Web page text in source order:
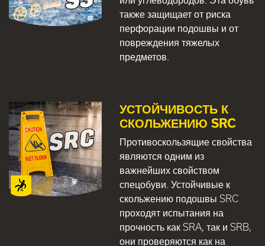
также защищает от риска
перфорации подошвы и от
повреждения тяжелых
предметов.
УСТОЙЧИВОСТЬ К
СКОЛЬЖЕНИЮ SRC
Противоскользящие свойства
являются одним из
важнейших свойством
спецобуви. Устойчивые к
скольжению подошвы SRC
проходят испытания на
прочность как SRA, так и SRB,
они проверяются как на